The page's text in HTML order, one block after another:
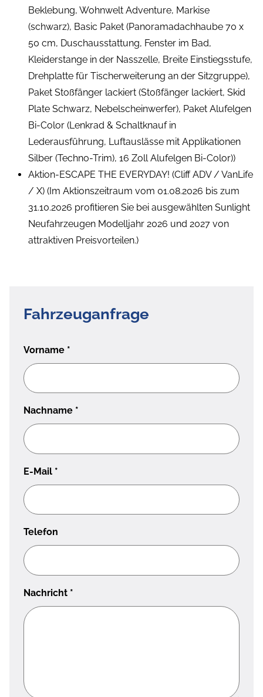
Beklebung, Wohnwelt Adventure, Markise
(schwarz), Basic Paket (Panoramadachhaube 70 x
50 cm, Duschausstattung, Fenster im Bad,
Kleiderstange in der Nasszelle, Breite Einstiegsstufe,
Drehplatte für Tischerweiterung an der Sitzgruppe),
Paket Stoßfänger lackiert (Stoßfänger lackiert, Skid
Plate Schwarz, Nebelscheinwerfer), Paket Alufelgen
Bi-Color (Lenkrad & Schaltknauf in
Lederausführung, Luftauslässe mit Applikationen
Silber (Techno-Trim), 16 Zoll Alufelgen Bi-Color))
Aktion-ESCAPE THE EVERYDAY! (Cliff ADV / VanLife
/ X) (Im Aktionszeitraum vom 01.08.2026 bis zum
31.10.2026 profitieren Sie bei ausgewählten Sunlight
Neufahrzeugen Modelljahr 2026 und 2027 von
attraktiven Preisvorteilen.)
Fahrzeuganfrage
Vorname *
Nachname *
E-Mail *
Telefon
Nachricht *